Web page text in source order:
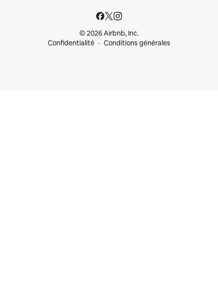
© 2026 Airbnb, Inc.
Confidentialité
Conditions générales